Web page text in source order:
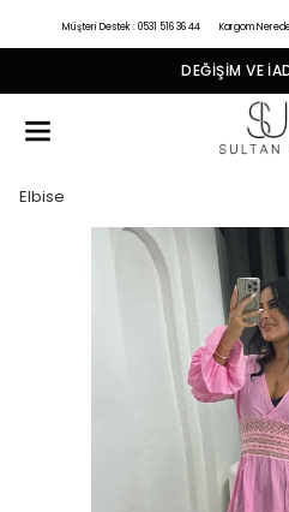
Müşteri Destek : 0531 516 36 44 Kargom
DEĞIŞIM VE
Elbise